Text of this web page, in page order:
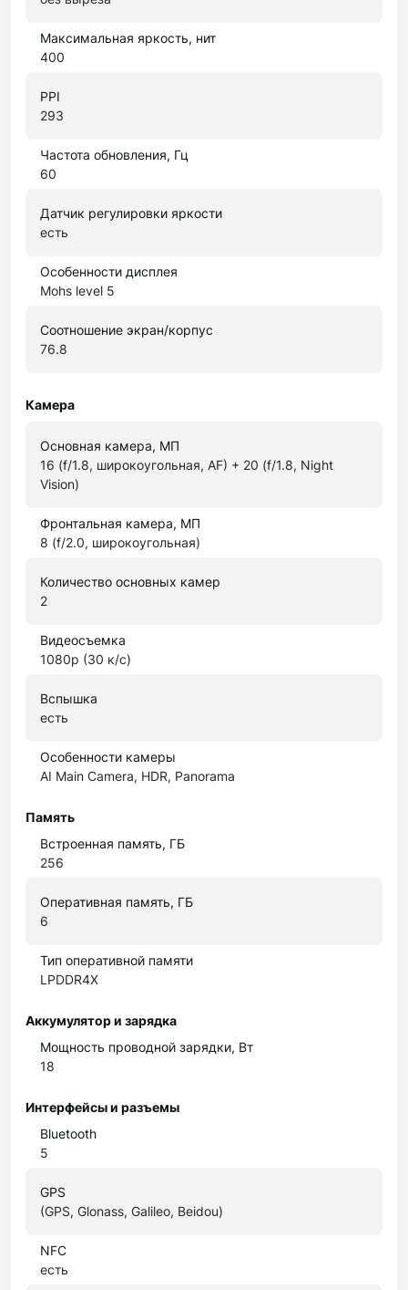
Максимальная яркость, нит
400
PPI
293
Частота обновления, Гц
60
Датчик регулировки яркости
есть
Особенности дисплея
Mohs level 5
Соотношение экран/корпус
76.8
Камера
Основная камера, МП
16 (f/1.8, широкоугольная, AF) + 20 (f/1.8, Night
Vision)
Фронтальная камера, МП
8 (f/2.0, широкоугольная)
Количество основных камер
2
Видеосъемка
1080p (30 к/с)
Вспышка
есть
Особенности камеры
AI Main Camera, HDR, Panorama
Память
Встроенная память, ГБ
256
Оперативная память, ГБ
6
Тип оперативной памяти
LPDDR4X
Аккумулятор и зарядка
Мощность проводной зарядки, Вт
18
Интерфейсы и разъемы
Bluetooth
5
GPS
(GPS, Glonass, Galileo, Beidou)
NFC
есть